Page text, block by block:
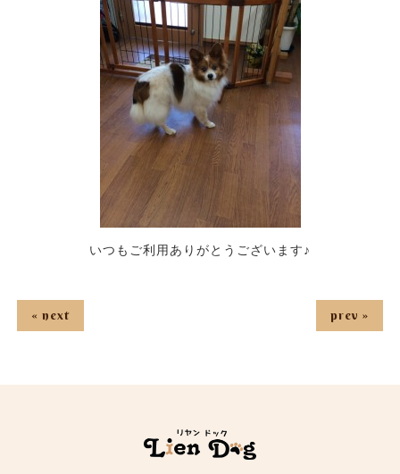
いつもご利用ありがとうございます♪
« next prev »